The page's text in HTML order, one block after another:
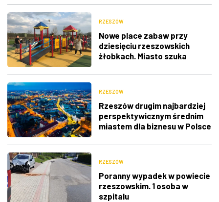
RZESZÓW
Nowe place zabaw przy
dziesięciu rzeszowskich
żłobkach. Miasto szuka
RZESZÓW
Rzeszów drugim najbardziej
perspektywicznym średnim
miastem dla biznesu w Polsce
RZESZÓW
Poranny wypadek w powiecie
rzeszowskim. 1 osoba w
szpitalu